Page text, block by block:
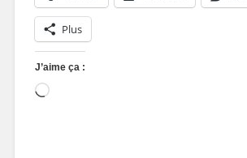
Plus
J’aime ça :